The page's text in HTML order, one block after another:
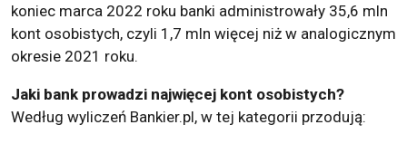
koniec marca 2022 roku banki administrowały 35,6 mln
kont osobistych, czyli 1,7 mln więcej niż w analogicznym
okresie 2021 roku.
Jaki bank prowadzi najwięcej kont osobistych?
Według wyliczeń Bankier.pl, w tej kategorii przodują: